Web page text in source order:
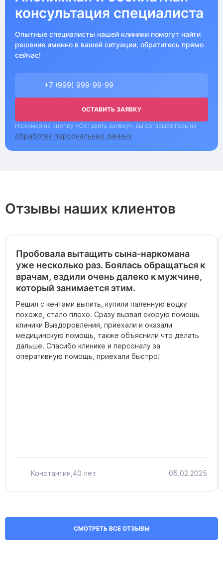
консультация специалиста
Опытные специалисты нашей клиники помогут найти
решение именно в вашей ситуации, обратитесь прямо
сейчас!
ОСТАВИТЬ ЗАЯВКУ
Нажимая на кнопку «Оставить заявку», вы соглашаетесь на
обработку персональных данных
Отзывы наших клиентов
Пробовала вытащить сына-наркомана
уже несколько раз. Боялась обращаться к
врачам, ездили очень далеко к мужчине,
который занимается этим.
Решил с кентами выпить, купили паленную водку
похоже, стало плохо. Сразу вызвал скорую помощь
клиники Выздоровления, приехали и оказали
медицинскую помощь, также объяснили что делать
дальше. Спасибо клинике и персоналу за
оперативную помощь, приехали быстро!
Константин, 40 лет 05.02.2025
СМОТРЕТЬ ВСЕ ОТЗЫВЫ